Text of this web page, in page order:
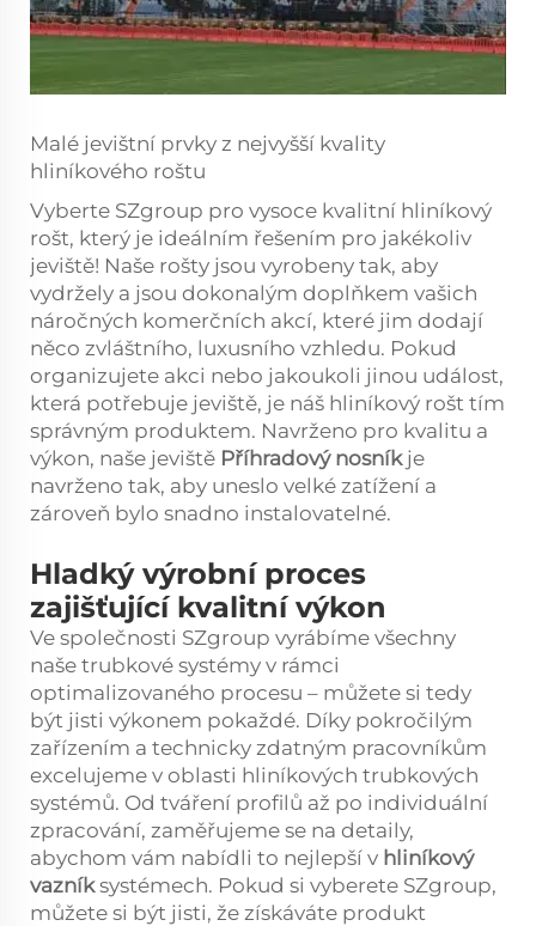
Malé jevištní prvky z nejvyšší kvality
hliníkového roštu
Vyberte SZgroup pro vysoce kvalitní hliníkový
rošt, který je ideálním řešením pro jakékoliv
jeviště! Naše rošty jsou vyrobeny tak, aby
vydržely a jsou dokonalým doplňkem vašich
náročných komerčních akcí, které jim dodají
něco zvláštního, luxusního vzhledu. Pokud
organizujete akci nebo jakoukoli jinou událost,
která potřebuje jeviště, je náš hliníkový rošt tím
správným produktem. Navrženo pro kvalitu a
výkon, naše jeviště Příhradový nosník je
navrženo tak, aby uneslo velké zatížení a
zároveň bylo snadno instalovatelné.
Hladký výrobní proces
zajišťující kvalitní výkon
Ve společnosti SZgroup vyrábíme všechny
naše trubkové systémy v rámci
optimalizovaného procesu – můžete si tedy
být jisti výkonem pokaždé. Díky pokročilým
zařízením a technicky zdatným pracovníkům
excelujeme v oblasti hliníkových trubkových
systémů. Od tváření profilů až po individuální
zpracování, zaměřujeme se na detaily,
abychom vám nabídli to nejlepší v hliníkový
vazníksystémech. Pokud si vyberete SZgroup,
můžete si být jisti, že získáváte produkt